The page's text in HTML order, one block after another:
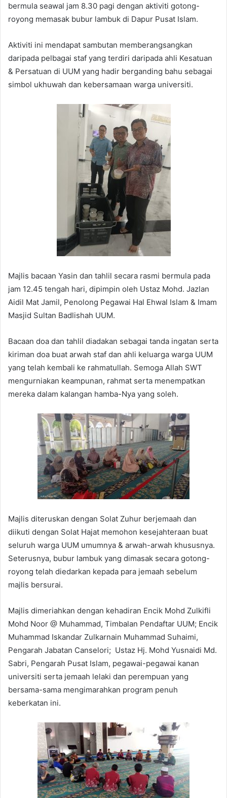
bermula seawal jam 8.30 pagi dengan aktiviti gotong-
royong memasak bubur lambuk di Dapur Pusat Islam.
Aktiviti ini mendapat sambutan memberangsangkan
daripada pelbagai staf yang terdiri daripada ahli Kesatuan
& Persatuan di UUM yang hadir berganding bahu sebagai
simbol ukhuwah dan kebersamaan warga universiti.
Majlis bacaan Yasin dan tahlil secara rasmi bermula pada
jam 12.45 tengah hari, dipimpin oleh Ustaz Mohd. Jazlan
Aidil Mat Jamil, Penolong Pegawai Hal Ehwal Islam & Imam
Masjid Sultan Badlishah UUM.
Bacaan doa dan tahlil diadakan sebagai tanda ingatan serta
kiriman doa buat arwah staf dan ahli keluarga warga UUM
yang telah kembali ke rahmatullah. Semoga Allah SWT
mengurniakan keampunan, rahmat serta menempatkan
mereka dalam kalangan hamba-Nya yang soleh.
Majlis diteruskan dengan Solat Zuhur berjemaah dan
diikuti dengan Solat Hajat memohon kesejahteraan buat
seluruh warga UUM umumnya & arwah-arwah khususnya.
Seterusnya, bubur lambuk yang dimasak secara gotong-
royong telah diedarkan kepada para jemaah sebelum
majlis bersurai.
Majlis dimeriahkan dengan kehadiran Encik Mohd Zulkifli
Mohd Noor @ Muhammad, Timbalan Pendaftar UUM; Encik
Muhammad Iskandar Zulkarnain Muhammad Suhaimi,
Pengarah Jabatan Canselori; Ustaz Hj. Mohd Yusnaidi Md.
Sabri, Pengarah Pusat Islam, pegawai-pegawai kanan
universiti serta jemaah lelaki dan perempuan yang
bersama-sama mengimarahkan program penuh
keberkatan ini.